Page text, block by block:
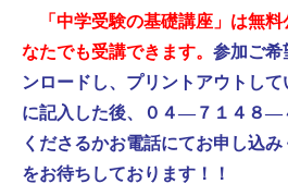
「中学受験の基礎講座」は無
なたでも受講できます。 参加ご希
ンロードし、プリントアウトし
に記入した後、０４―７１４８―
くださるかお電話にてお申し込
をお待ちしております！！